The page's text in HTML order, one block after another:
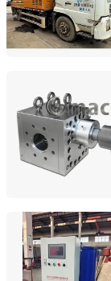
Zhengzhou
Henan, China
Qidong Dajing
Jiangsu,